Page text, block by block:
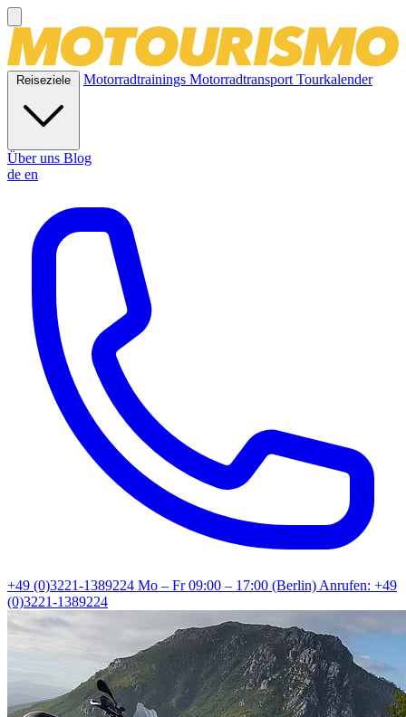
Reiseziele Motorradtrainings MotorradtransportTourkalender
Über uns Blog
de en
+49 (0)3221-1389224 Mo – Fr 09:00 – 17:00 (Berlin)Anrufen: +49
(0)3221-1389224